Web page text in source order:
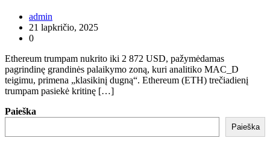
admin
21 lapkričio, 2025
0
Ethereum trumpam nukrito iki 2 872 USD, pažymėdamas
pagrindinę grandinės palaikymo zoną, kuri analitiko MAC_D
teigimu, primena „klasikinį dugną“. Ethereum (ETH) trečiadienį
trumpam pasiekė kritinę […]
Paieška
Paieška